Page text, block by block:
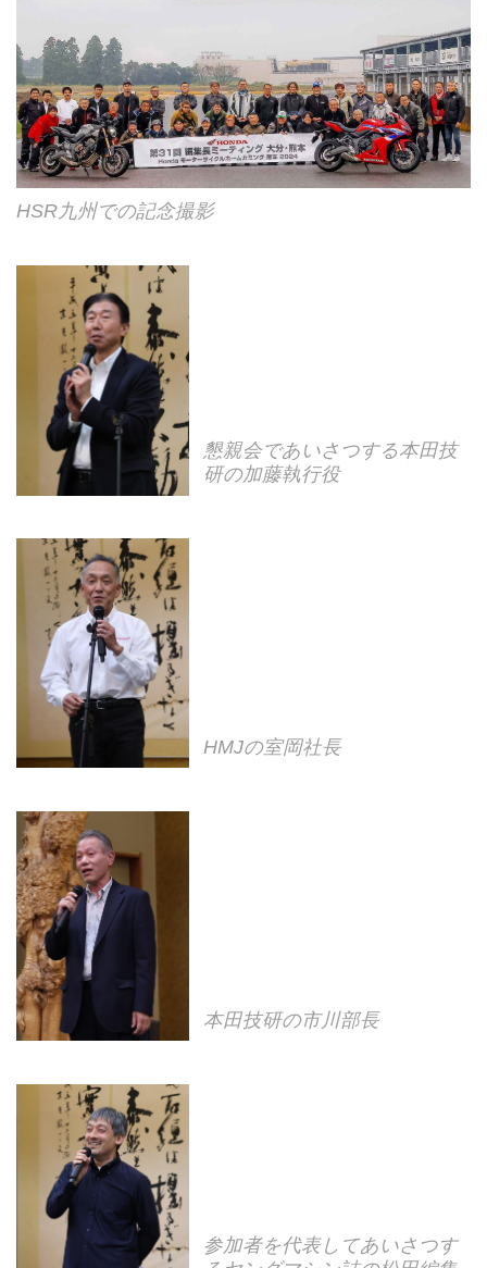
HSR九州での記念撮影
懇親会であいさつする本田技
研の加藤執行役
HMJの室岡社長
本田技研の市川部長
参加者を代表してあいさつす